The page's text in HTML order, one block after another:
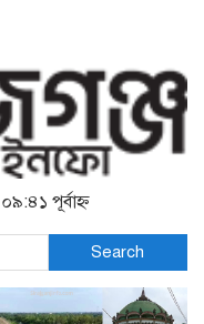
পূর্বাহ্ন
Search